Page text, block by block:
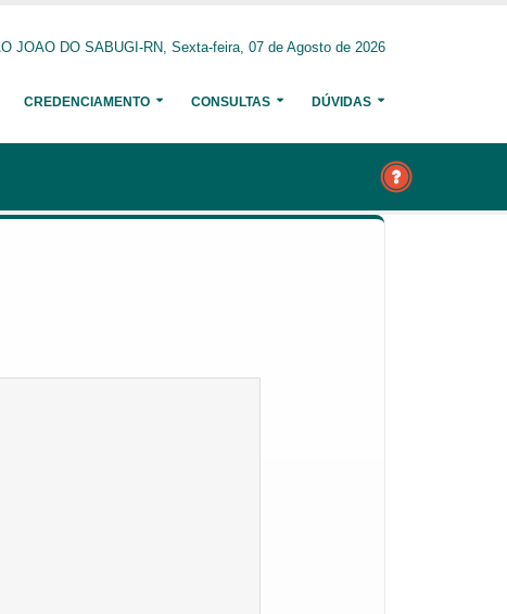
JOAO DO SABUGI-RN, Sexta-feira, 07 de Agosto de 2026
CREDENCIAMENTO CONSULTAS DÚVIDAS